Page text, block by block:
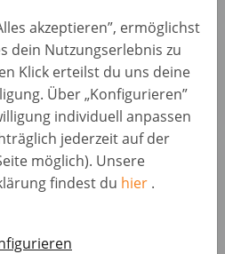
akzeptieren”, ermöglichst
dein Nutzungserlebnis zu
Klick erteilst du uns deine
Über „Konfigurieren”
individuell anpassen
jederzeit auf der
möglich). Unsere
findest du hier .
Lackierer / Meister für
Berlin
Meister (m/w/d) – Pkw-
Ketzin